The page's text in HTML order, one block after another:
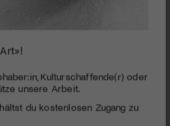
der aus St.Gallen
Kulturschaffende(r) oder
unsere Arbeit.
du kostenlosen Zugang zu